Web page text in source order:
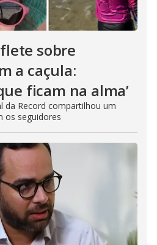
sobre
a caçula:
ficam na alma’
da Record compartilhou um
os seguidores